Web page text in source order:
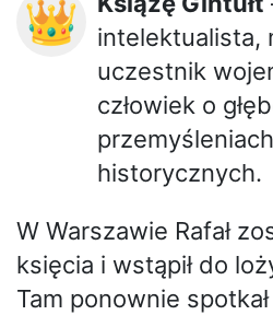
👑
intelektualista,
uczestnik
człowiek o
historycznych.
W Warszawie Rafał
księcia i wstąpił do
Tam ponownie